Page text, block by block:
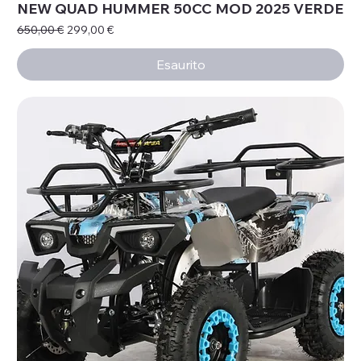
NEW QUAD HUMMER 50CC MOD 2025 VERDE
Prezzo regolare
650,00 € Prezzo scontato
299,00 €
Esaurito